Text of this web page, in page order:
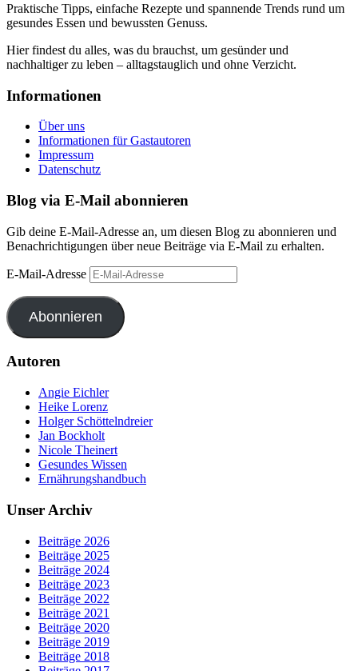
Praktische Tipps, einfache Rezepte und spannende Trends rund um
gesundes Essen und bewussten Genuss.
Hier findest du alles, was du brauchst, um gesünder und
nachhaltiger zu leben – alltagstauglich und ohne Verzicht.
Informationen
Über uns
Informationen für Gastautoren
Impressum
Datenschutz
Blog via E-Mail abonnieren
Gib deine E-Mail-Adresse an, um diesen Blog zu abonnieren und
Benachrichtigungen über neue Beiträge via E-Mail zu erhalten.
E-Mail-Adresse
Abonnieren
Autoren
Angie Eichler
Heike Lorenz
Holger Schöttelndreier
Jan Bockholt
Nicole Theinert
Gesundes Wissen
Ernährungshandbuch
Unser Archiv
Beiträge 2026
Beiträge 2025
Beiträge 2024
Beiträge 2023
Beiträge 2022
Beiträge 2021
Beiträge 2020
Beiträge 2019
Beiträge 2018